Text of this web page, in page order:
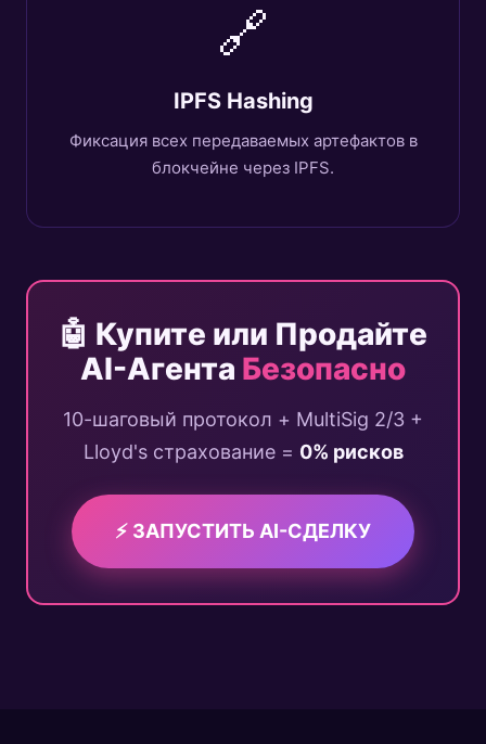
🔗
IPFS Hashing
Фиксация всех передаваемых артефактов в
блокчейне через IPFS.
🤖 Купите или Продайте
AI-Агента Безопасно
10-шаговый протокол + MultiSig 2/3 +
Lloyd's страхование = 0% рисков
⚡ ЗАПУСТИТЬ AI-СДЕЛКУ